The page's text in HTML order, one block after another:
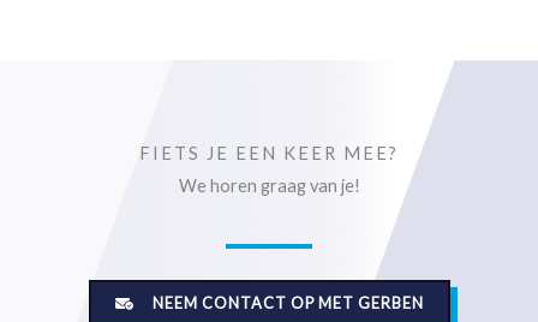
FIETS JE EEN KEER MEE?
We horen graag van je!
NEEM CONTACT OP MET GERBEN